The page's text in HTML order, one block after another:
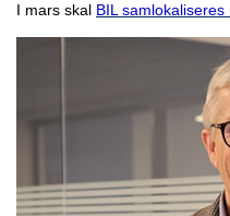
I mars skal BIL